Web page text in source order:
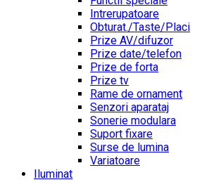
Intrerupatoare
Obturat./Taste/Placi
Prize AV/difuzor
Prize date/telefon
Prize de forta
Prize tv
Rame de ornament
Senzori aparataj
Sonerie modulara
Suport fixare
Surse de lumina
Variatoare
Iluminat